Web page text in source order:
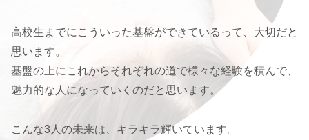
高校生までにこういった基盤ができているって、大切だと
思います。
基盤の上にこれからそれぞれの道で様々な経験を積んで、
魅力的な人になっていくのだと思います。
こんな3人の未来は、キラキラ輝いています。